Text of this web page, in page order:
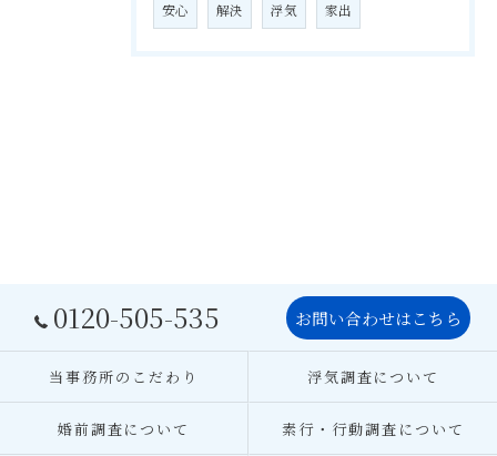
安心 解決 浮気 家出
0120-505-535 お問い合わせはこちら
当事務所のこだわり 浮気調査について
婚前調査について 素行・行動調査について